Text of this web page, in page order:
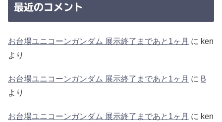
最近のコメント
お台場ユニコーンガンダム 展示終了まであと1ヶ月 に ken
より
お台場ユニコーンガンダム 展示終了まであと1ヶ月 に B
より
お台場ユニコーンガンダム 展示終了まであと1ヶ月 に ken